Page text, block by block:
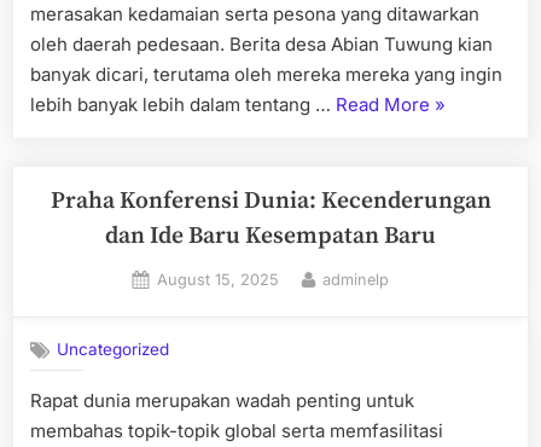
merasakan kedamaian serta pesona yang ditawarkan
oleh daerah pedesaan. Berita desa Abian Tuwung kian
banyak dicari, terutama oleh mereka mereka yang ingin
lebih banyak lebih dalam tentang … Read More “Pengalaman
Desa
»
Praha Konferensi Dunia: Kecenderungan
dan Ide Baru Kesempatan Baru
Posted
August 15, 2025 By
adminelp
Uncategorized
Rapat dunia merupakan wadah penting untuk
membahas topik-topik global serta memfasilitasi